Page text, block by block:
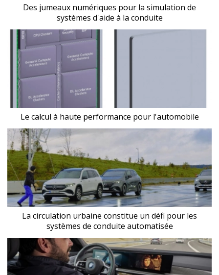
Des jumeaux numériques pour la simulation de
systèmes d'aide à la conduite
Le calcul à haute performance pour l'automobile
La circulation urbaine constitue un défi pour les
systèmes de conduite automatisée